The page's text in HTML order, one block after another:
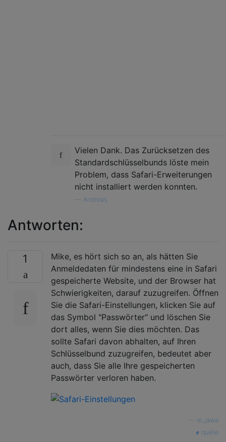
Vielen Dank. Das Zurücksetzen des
Standardschlüsselbunds löste mein
Problem, dass Safari-Erweiterungen
nicht installiert werden konnten.
Andreas
Antworten:
1
Mike, es hört sich so an, als hätten Sie
Anmeldedaten für mindestens eine in Safari
gespeicherte Website, und der Browser hat
Schwierigkeiten, darauf zuzugreifen. Öffnen
Sie die Safari-Einstellungen, klicken Sie auf
das Symbol "Passwörter" und löschen Sie
dort alles, wenn Sie dies möchten. Das
sollte Safari davon abhalten, auf Ihren
Schlüsselbund zuzugreifen, bedeutet aber
auch, dass Sie alle Ihre gespeicherten
Passwörter verloren haben.
le_jawa
quelle